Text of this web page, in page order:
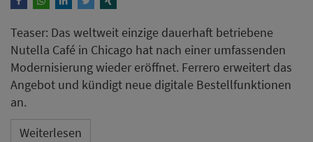
Teaser: Das weltweit einzige dauerhaft betriebene
Nutella Café in Chicago hat nach einer umfassenden
Modernisierung wieder eröffnet. Ferrero erweitert das
Angebot und kündigt neue digitale Bestellfunktionen
an.
Weiterlesen